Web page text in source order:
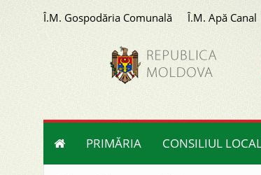
Î.M. Gospodăria Comunală
Î.M. Apă Canal
PRIMĂRIA CONSILIUL